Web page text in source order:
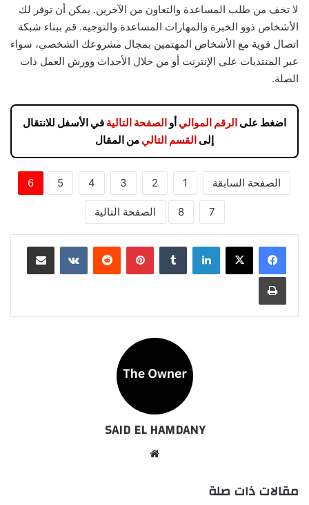
لا تخف من طلب المساعدة والتعاون من الآخرين. يمكن أن توفر لك
الأشخاص ذوو الخبرة والمهارات المساعدة والتوجيه. قم ببناء شبكة
اتصال قوية مع الأشخاص المهتمين بمجال مشروعك الشخصي، سواء
عبر المنتديات على الإنترنت أو من خلال الأحداث وورش العمل ذات
الصلة.
اضغط على الرقم الموالي أو الصفحة التالية في الأسفل للانتقال
إلى القسم التالي من المقال
الصفحة السابقة 1
2
3
4
5
6
7
8 الصفحة التالية
لينكدإن بينتيريست مشاركة عبر البريد
طباعة
SAID EL HAMDANY
مقالات ذات صلة